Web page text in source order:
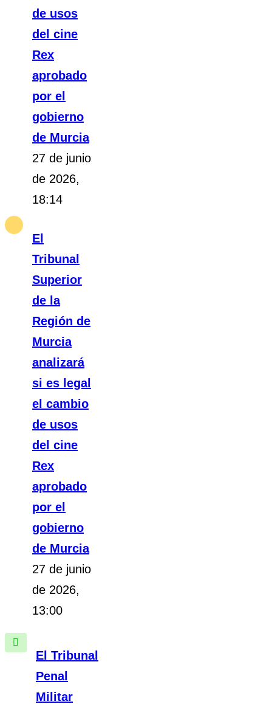
de usos
del cine
Rex
aprobado
por el
gobierno
de Murcia
27 de junio
de 2026,
18:14
El
Tribunal
Superior
de la
Región de
Murcia
analizará
si es legal
el cambio
de usos
del cine
Rex
aprobado
por el
gobierno
de Murcia
27 de junio
de 2026,
13:00
El Tribunal
Penal
Militar